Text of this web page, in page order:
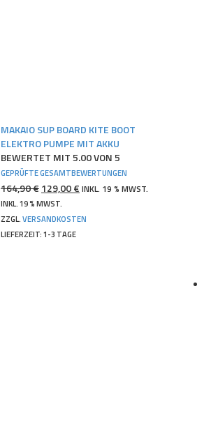
MAKAIO SUP BOARD KITE BOOT
ELEKTRO PUMPE MIT AKKU
BEWERTET MIT5.00VON 5
GEPRÜFTE GESAMTBEWERTUNGEN
164,90€URSPRÜNGLICHER
PREIS
WAR:
164,90 €
129,00€AKTUELLER
IST:
INKL. 19 % MWST.
INKL. 19 % MWST.
ZZGL.VERSANDKOSTEN
LIEFERZEIT:1-3 TAGE